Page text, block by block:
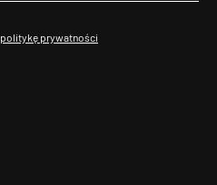
politykę prywatności